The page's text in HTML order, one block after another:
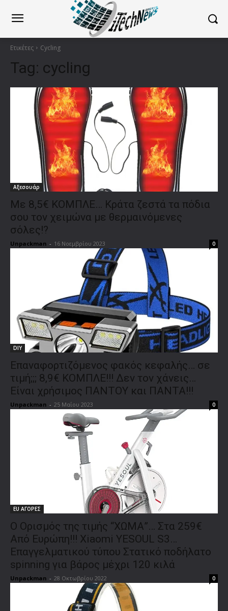
Ετικέτες Cycling
Tag: cycling
Αξεσουάρ
Με 8,5€ ΚΟΜΠΛΕ… Κράτα ζεστά τα πόδια
σου τον χειμώνα με θερμαινόμενες
σόλες!?
Unpackman - 16 Νοεμβρίου 2023 0
DIY
Επαναφορτιζόμενος φακός κεφαλής… σε
τιμή;;; 8,9€ ΚΟΜΠΛΕ!!! Δεν τον χάνεις…
Είναι χρήσιμος ΠΑΝΤΟΥ και ΠΑΝΤΑ!!!
Unpackman - 25 Μαΐου 2023 0
EU ΑΓΟΡΕΣ
Ο Ορισμός της τιμής “ΧΩΜΑ”… Στα 259€
Από Ευρώπη!!! Xiaomi YESOUL S3…
Επαγγελματικού τύπου Στατικό ποδήλατο
spinning για βάρος μέχρι 120 κιλά
Unpackman - 28 Οκτωβρίου 2022 0